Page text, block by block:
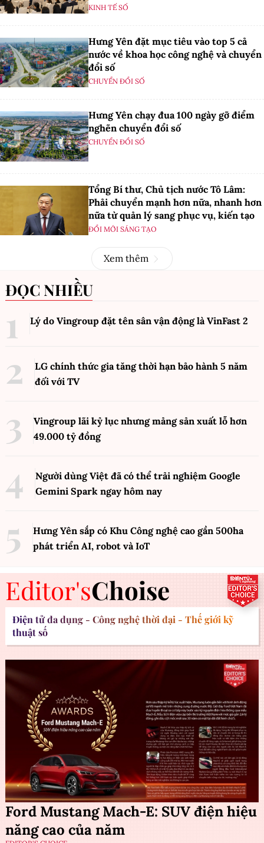
KINH TẾ SỐ
Hưng Yên đặt mục tiêu vào top 5 cả
nước về khoa học công nghệ và chuyển
đổi số
CHUYỂN ĐỔI SỐ
Hưng Yên chạy đua 100 ngày gỡ điểm
nghẽn chuyển đổi số
CHUYỂN ĐỔI SỐ
Tổng Bí thư, Chủ tịch nước Tô Lâm:
Phải chuyển mạnh hơn nữa, nhanh hơn
nữa từ quản lý sang phục vụ, kiến tạo
ĐỔI MỚI SÁNG TẠO
Xem thêm
ĐỌC NHIỀU
Lý do Vingroup đặt tên sân vận động là VinFast 2
LG chính thức gia tăng thời hạn bảo hành 5 năm
đối với TV
Vingroup lãi kỷ lục nhưng mảng sản xuất lỗ hơn
49.000 tỷ đồng
Người dùng Việt đã có thể trải nghiệm Google
Gemini Spark ngay hôm nay
Hưng Yên sắp có Khu Công nghệ cao gần 500ha
phát triển AI, robot và IoT
Editor'sChoise
Điện tử đa dụng - Công nghệ thời đại - Thế giới kỹ
thuật số
Ford Mustang Mach-E: SUV điện hiệu
năng cao của năm